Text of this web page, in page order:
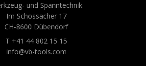
und Spanntechnik
Im Schossacher 17
CH-8600 Dübendorf
T +41 44 802 15 15
info@vb-tools.com